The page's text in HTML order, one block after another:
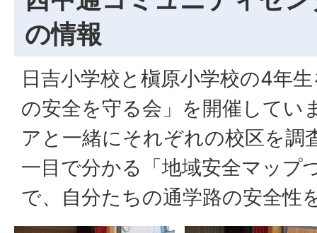
の情報
日吉小学校と槇原小学校の4年
の安全を守る会」を開催してい
アと一緒にそれぞれの校区を調
一目で分かる「地域安全マップ
で、自分たちの通学路の安全性